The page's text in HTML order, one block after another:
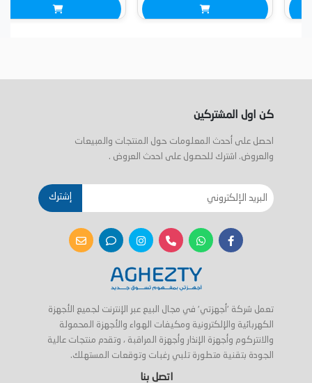
كن اول المشتركين
احصل على أحدث المعلومات حول المنتجات والمبيعات
والعروض. اشترك للحصول على احدث العروض .
إشترك
تعمل شركة 'أجهزتي' في مجال البيع عبر الإنترنت لجميع الأجهزة
الكهربائية والإلكترونية ومكيفات الهواء والأجهزة المحمولة
والانتركوم وأجهزة الإنذار وأجهزة المراقبة ، وتقدم منتجات عالية
الجودة بتقنية متطورة تلبي رغبات وتوقعات المستهلك.
اتصل بنا